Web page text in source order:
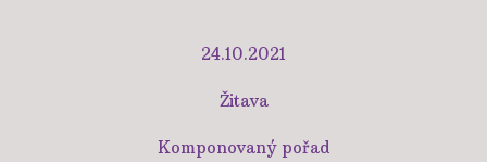
24.10.2021
Žitava
Komponovaný pořad